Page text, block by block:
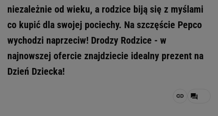
niezależnie od wieku, a rodzice biją się z myślami
co kupić dla swojej pociechy. Na szczęście Pepco
wychodzi naprzeciw! Drodzy Rodzice - w
najnowszej ofercie znajdziecie idealny prezent na
Dzień Dziecka!